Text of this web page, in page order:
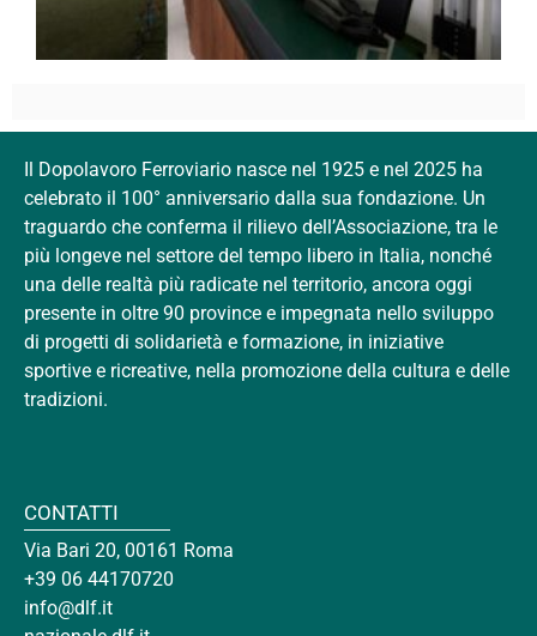
Il Dopolavoro Ferroviario nasce nel 1925 e nel 2025 ha
celebrato il 100° anniversario dalla sua fondazione. Un
traguardo che conferma il rilievo dell’Associazione, tra le
più longeve nel settore del tempo libero in Italia, nonché
una delle realtà più radicate nel territorio, ancora oggi
presente in oltre 90 province e impegnata nello sviluppo
di progetti di solidarietà e formazione, in iniziative
sportive e ricreative, nella promozione della cultura e delle
tradizioni.
CONTATTI
Via Bari 20, 00161 Roma
+39 06 44170720
info@dlf.it